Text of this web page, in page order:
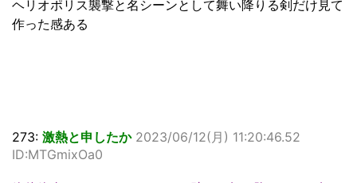
ヘリオポリス襲撃と名シーンとして舞い降りる剣だけ見て
作った感ある
273: 激熱と申したか 2023/06/12(月) 11:20:46.52
ID:MTGmixOa0